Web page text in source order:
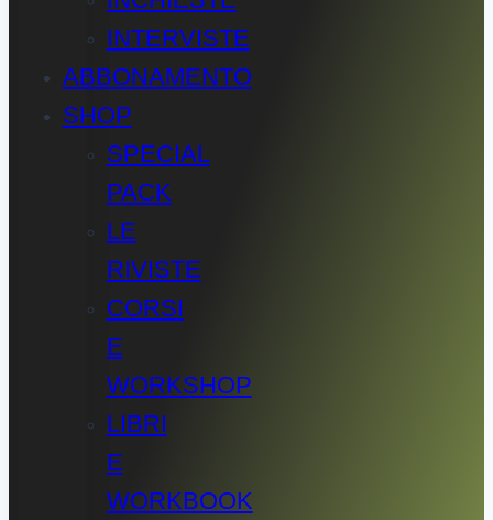
INTERVISTE
ABBONAMENTO
SHOP
SPECIAL
PACK
LE
RIVISTE
CORSI
E
WORKSHOP
LIBRI
E
WORKBOOK